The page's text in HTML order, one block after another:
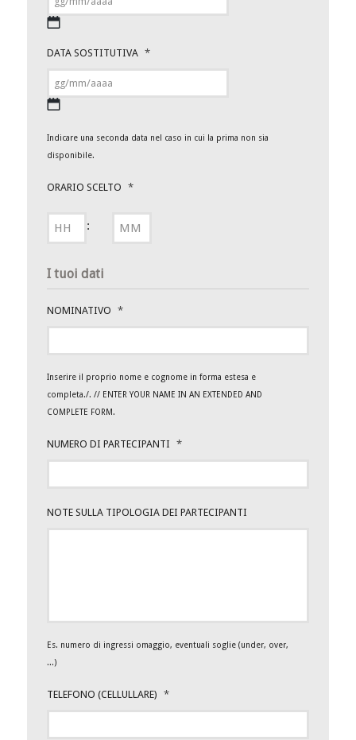
slash
slash
AAAA
DATA SOSTITUTIVA *
slash
MM
AAAA
Indicare una seconda data nel caso in cui la prima non sia
disponibile.
ORARIO SCELTO *
:
ORE MINUTI
I tuoi dati
NOMINATIVO *
Inserire il proprio nome e cognome in forma estesa e
completa./. // ENTER YOUR NAME IN AN EXTENDED AND
COMPLETE FORM.
NUMERO DI PARTECIPANTI *
NOTE SULLA TIPOLOGIA DEI PARTECIPANTI
Es. numero di ingressi omaggio, eventuali soglie (under, over,
...)
TELEFONO (CELLULLARE) *